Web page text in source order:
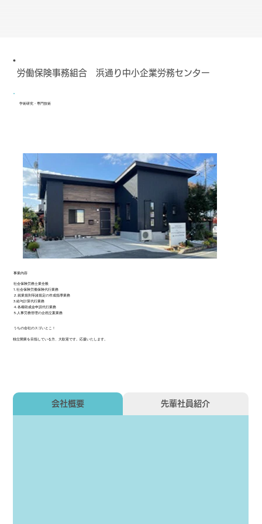
事業内容
社会保険労務士業全般
1.社会保険労働保険代行業務
2.就業規則等諸規定の作成指導業務
3.給与計算代行業務
4.各種助成金申請代行業務
5.人事労務管理の企画立案業務
うちの会社のスゴいとこ！
独立開業を目指している方、大歓迎です。応援いたします。
会社概要 先輩社員紹介
労働保険事務組合 浜通り中小企業労務センター
学術研究・専門技術